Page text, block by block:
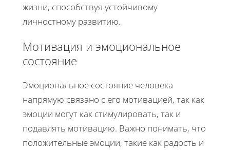
жизни, способствуя устойчивому
личностному развитию.
Мотивация и эмоциональное
состояние
Эмоциональное состояние человека
напрямую связано с его мотивацией, так как
эмоции могут как стимулировать, так и
подавлять мотивацию. Важно понимать, что
положительные эмоции, такие как радость и